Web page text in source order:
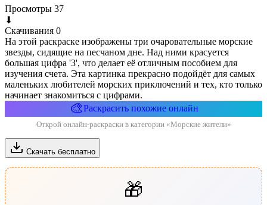
Просмотры 37
⬇
Скачивания 0
На этой раскраске изображены три очаровательные морские
звезды, сидящие на песчаном дне. Над ними красуется
большая цифра '3', что делает её отличным пособием для
изучения счета. Эта картинка прекрасно подойдёт для самых
маленьких любителей морских приключений и тех, кто только
начинает знакомиться с цифрами.
🎨Раскрасить похожие онлайн
Открой онлайн-раскраски в категории «Морские жители»
Скачать бесплатно
🎁